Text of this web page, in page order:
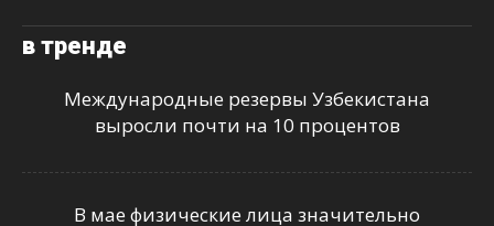
в тренде
Международные резервы Узбекистана
выросли почти на 10 процентов
В мае физические лица значительно